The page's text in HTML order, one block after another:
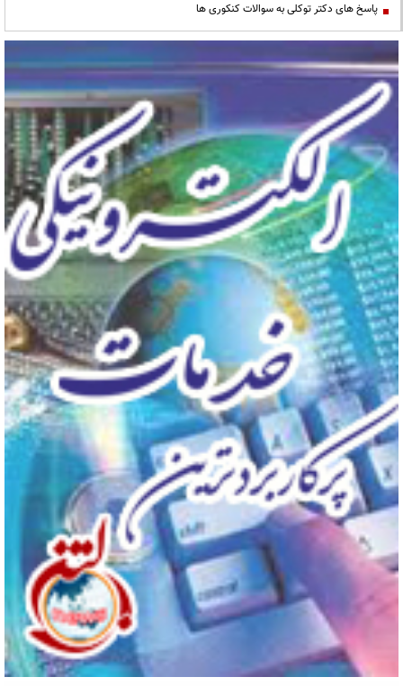
پاسخ های دکتر توکلی به سوالات کنکوری ها